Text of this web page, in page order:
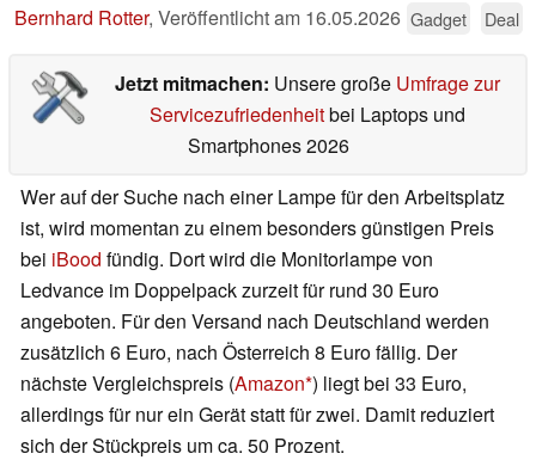
Bernhard Rotter, Veröffentlicht am 16.05.2026 Gadget Deal
Jetzt mitmachen: Unsere große Umfrage zur
Servicezufriedenheitbei Laptops und
Smartphones 2026
Wer auf der Suche nach einer Lampe für den Arbeitsplatz
ist, wird momentan zu einem besonders günstigen Preis
bei iBood fündig. Dort wird die Monitorlampe von
Ledvance im Doppelpack zurzeit für rund 30 Euro
angeboten. Für den Versand nach Deutschland werden
zusätzlich 6 Euro, nach Österreich 8 Euro fällig. Der
nächste Vergleichspreis (Amazon ) liegt bei 33 Euro,
allerdings für nur ein Gerät statt für zwei. Damit reduziert
sich der Stückpreis um ca. 50 Prozent.